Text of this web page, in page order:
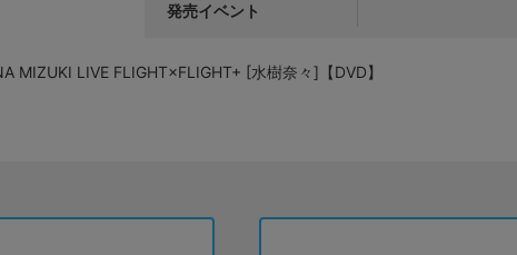
発売イベント
MIZUKI LIVE FLIGHT×FLIGHT+ [水樹奈々]【DVD】